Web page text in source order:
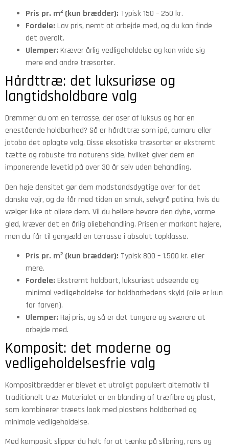
Pris pr. m² (kun brædder): Typisk 150 – 250 kr.
Fordele: Lav pris, nemt at arbejde med, og du kan finde
det overalt.
Ulemper: Kræver årlig vedligeholdelse og kan vride sig
mere end andre træsorter.
Hårdttræ: det luksuriøse og
langtidsholdbare valg
Drømmer du om en terrasse, der oser af luksus og har en
enestående holdbarhed? Så er hårdttræ som ipé, cumaru eller
jatoba det oplagte valg. Disse eksotiske træsorter er ekstremt
tætte og robuste fra naturens side, hvilket giver dem en
imponerende levetid på over 30 år selv uden behandling.
Den høje densitet gør dem modstandsdygtige over for det
danske vejr, og de får med tiden en smuk, sølvgrå patina, hvis du
vælger ikke at oliere dem. Vil du hellere bevare den dybe, varme
glød, kræver det en årlig oliebehandling. Prisen er markant højere,
men du får til gengæld en terrasse i absolut topklasse.
Pris pr. m² (kun brædder): Typisk 800 – 1.500 kr. eller
mere.
Fordele: Ekstremt holdbart, luksuriøst udseende og
minimal vedligeholdelse for holdbarhedens skyld (olie er kun
for farven).
Ulemper: Høj pris, og så er det tungere og sværere at
arbejde med.
Komposit: det moderne og
vedligeholdelsesfrie valg
Kompositbrædder er blevet et utroligt populært alternativ til
traditionelt træ. Materialet er en blanding af træfibre og plast,
som kombinerer træets look med plastens holdbarhed og
minimale vedligeholdelse.
Med komposit slipper du helt for at tænke på slibning, rens og